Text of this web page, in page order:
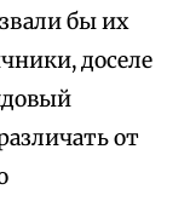
бы их
доселе
от